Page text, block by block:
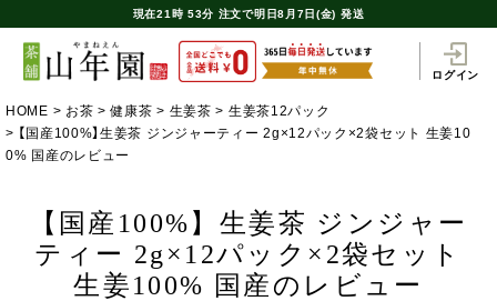
現在21時 53分 注文で明日8月7日(金) 発送
ログイン
HOME お茶 健康茶 生姜茶
生姜茶12パック
【国産100%】生姜茶 ジンジャーティー 2g×12パック×2袋セット 生姜10
0% 国産のレビュー
【国産100%】生姜茶 ジンジャー
ティー 2g×12パック×2袋セット
生姜100% 国産のレビュー